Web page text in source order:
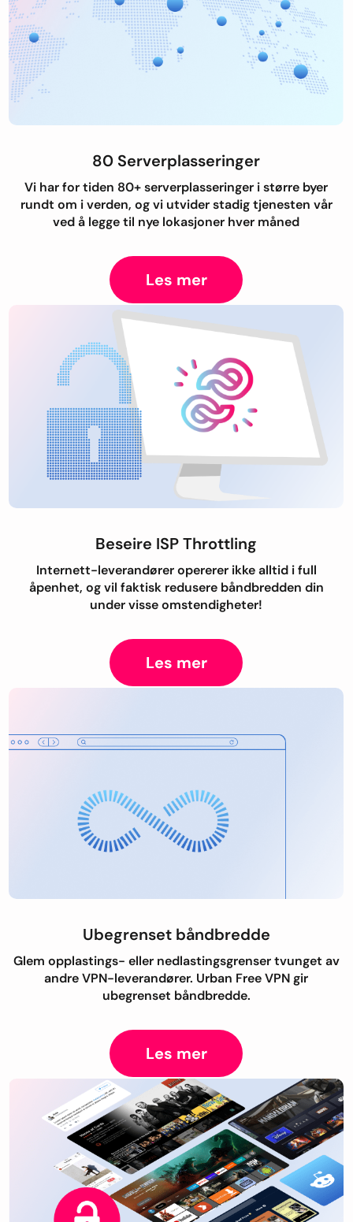
80 Serverplasseringer
Vi har for tiden 80+ serverplasseringer i større byer
rundt om i verden, og vi utvider stadig tjenesten vår
ved å legge til nye lokasjoner hver måned
Les mer
Beseire ISP Throttling
Internett-leverandører opererer ikke alltid i full
åpenhet, og vil faktisk redusere båndbredden din
under visse omstendigheter!
Les mer
Ubegrenset båndbredde
Glem opplastings- eller nedlastingsgrenser tvunget av
andre VPN-leverandører. Urban Free VPN gir
ubegrenset båndbredde.
Les mer